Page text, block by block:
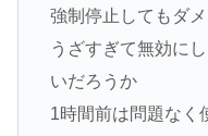
強制停止してもダメ
うざすぎて無効に
いだろうか
1時間前は問題なく